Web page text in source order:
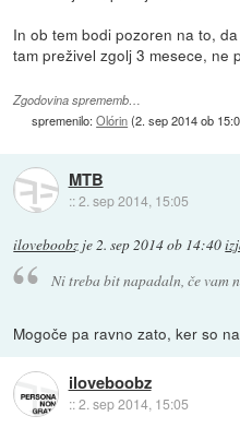
In ob tem bodi pozoren na to,
tam preživel zgolj 3 mesece, ne
Zgodovina sprememb…
spremenilo:Olórin(2. sep 2014 ob
MTB
::2. sep 2014, 15:05
iloveboobz je 2. sep 2014 ob 14:40
Ni treba bit napadaln, če vam
Mogoče pa ravno zato, ker so
iloveboobz
::2. sep 2014, 15:05